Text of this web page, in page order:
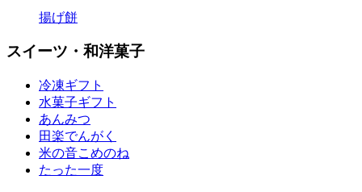
揚げ餅
スイーツ・和洋菓子
冷凍ギフト
水菓子ギフト
あんみつ
田楽でんがく
米の音こめのね
たった一度